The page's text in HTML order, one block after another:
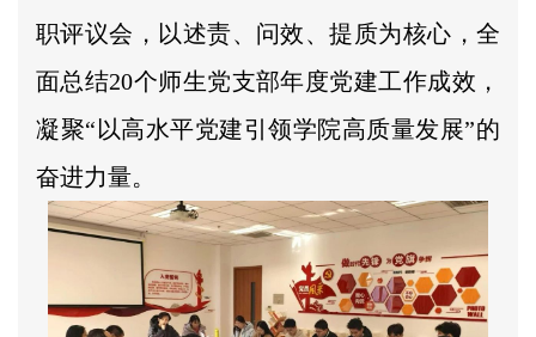
职评议会，以述责、问效、提质为核心，全
面总结20个师生党支部年度党建工作成效，
凝聚“以高水平党建引领学院高质量发展”的
奋进力量。